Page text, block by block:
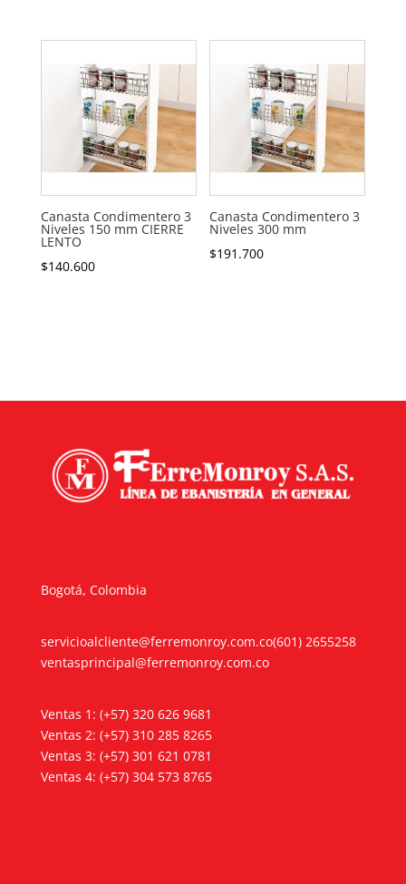
Canasta Condimentero 3
Niveles 150 mm CIERRE
LENTO
$140.600
Canasta Condimentero 3
Niveles 300 mm
$191.700
Bogotá, Colombia
servicioalcliente@ferremonroy.com.co
ventasprincipal@ferremonroy.com.co
(601) 2655258
Ventas 1: (+57) 320 626 9681
Ventas 2: (+57) 310 285 8265
Ventas 3: (+57) 301 621 0781
Ventas 4: (+57) 304 573 8765